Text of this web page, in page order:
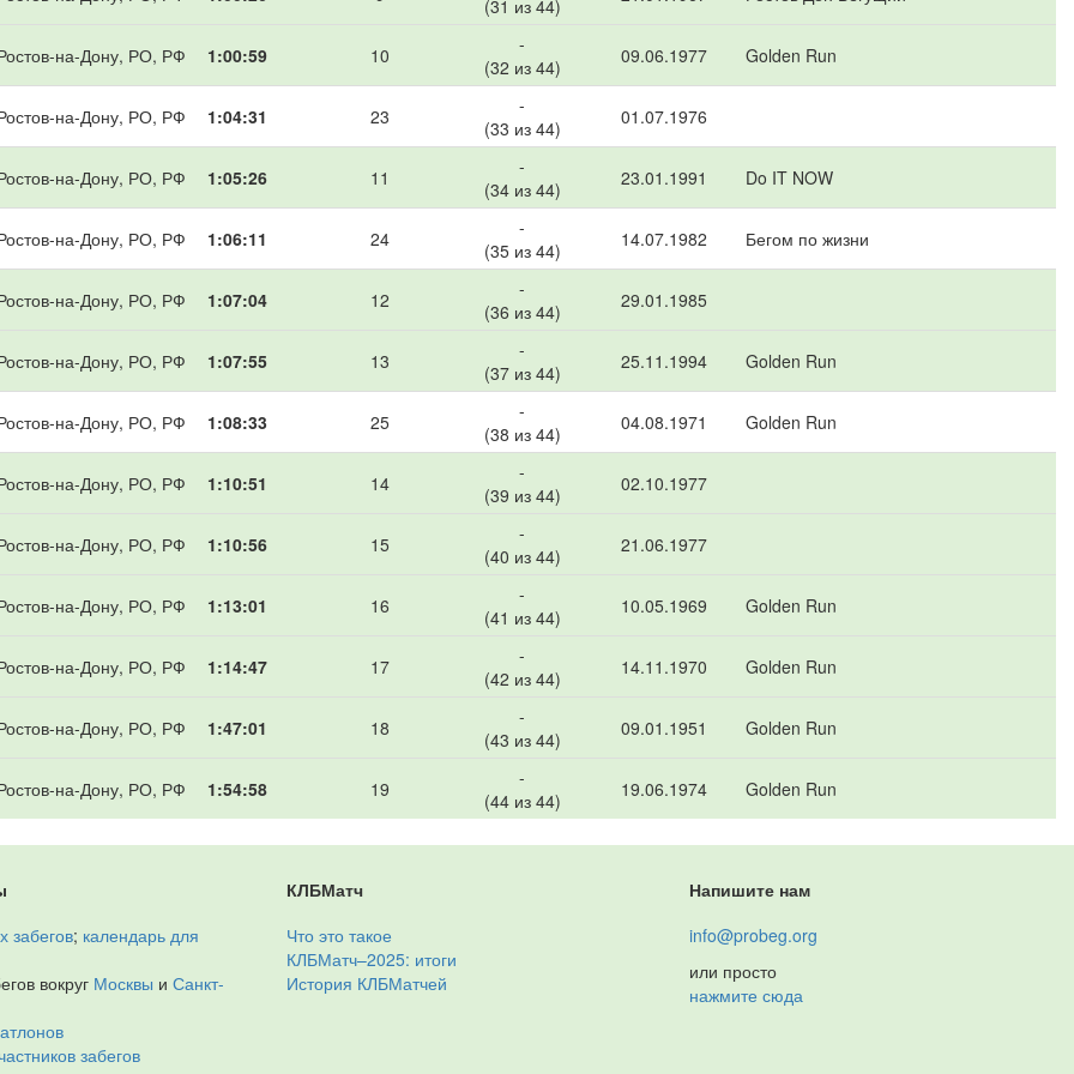
(31 из 44)
на-Дону, РО, РФ 1:00:59 10
-
(32 из 44)
09.06.1977 Golden Run
на-Дону, РО, РФ 1:04:31 23
-
(33 из 44)
01.07.1976
на-Дону, РО, РФ 1:05:26 11
-
(34 из 44)
23.01.1991 Do IT NOW
на-Дону, РО, РФ 1:06:11 24
-
(35 из 44)
14.07.1982 Бегом по жизни
на-Дону, РО, РФ 1:07:04 12
-
(36 из 44)
29.01.1985
на-Дону, РО, РФ 1:07:55 13
-
(37 из 44)
25.11.1994 Golden Run
на-Дону, РО, РФ 1:08:33 25
-
(38 из 44)
04.08.1971 Golden Run
на-Дону, РО, РФ 1:10:51 14
-
(39 из 44)
02.10.1977
на-Дону, РО, РФ 1:10:56 15
-
(40 из 44)
21.06.1977
на-Дону, РО, РФ 1:13:01 16
-
(41 из 44)
10.05.1969 Golden Run
на-Дону, РО, РФ 1:14:47 17
-
(42 из 44)
14.11.1970 Golden Run
на-Дону, РО, РФ 1:47:01 18
-
(43 из 44)
09.01.1951 Golden Run
на-Дону, РО, РФ 1:54:58 19
-
(44 из 44)
19.06.1974 Golden Run
забегов; календарь для
вокруг Москвы и Санкт-
забегов
КЛБМатч
Что это такое
КЛБМатч–2025: итоги
История КЛБМатчей
Напишите нам
info@probeg.org
или просто
нажмите сюда